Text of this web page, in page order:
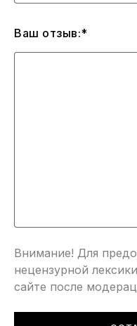
Ваш отзыв:*
Внимание! Для
нецензурной
сайте после